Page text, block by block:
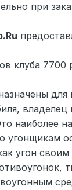
при
.Ru
клуба 7700
наиболее
угонщикам
угон